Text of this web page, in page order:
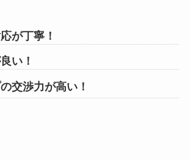
が丁寧！
い！
交渉力が高い！